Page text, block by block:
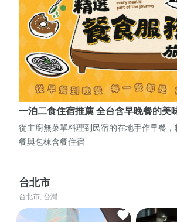
一泊二食住宿推薦 全台含早晚餐的美
從主廚無菜單料理到民宿的在地手作早餐
餐與包棟含餐住宿
台北市
台北市, 台灣